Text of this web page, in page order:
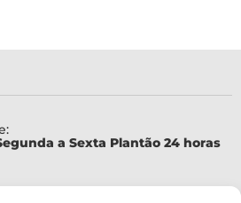
a Sexta Plantão 24 horas